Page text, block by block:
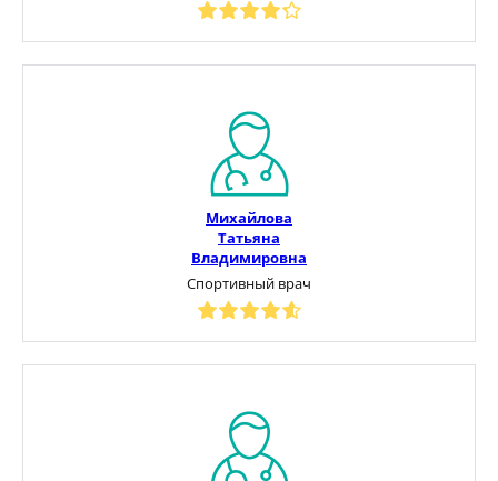
Михайлова
Татьяна
Владимировна
Спортивный врач